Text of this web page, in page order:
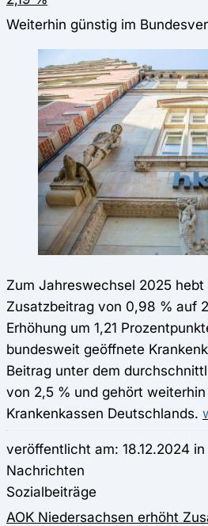
Weiterhin günstig im
Zum Jahreswechsel 2025 hebt
Zusatzbeitrag von 0,98 % auf
Erhöhung um 1,21
bundesweit geöffnete
Beitrag unter dem
von 2,5 % und gehört
Krankenkassen Deutschlands.
veröffentlicht am: 18.12.2024
Nachrichten
Sozialbeiträge
AOK Niedersachsen erhöht